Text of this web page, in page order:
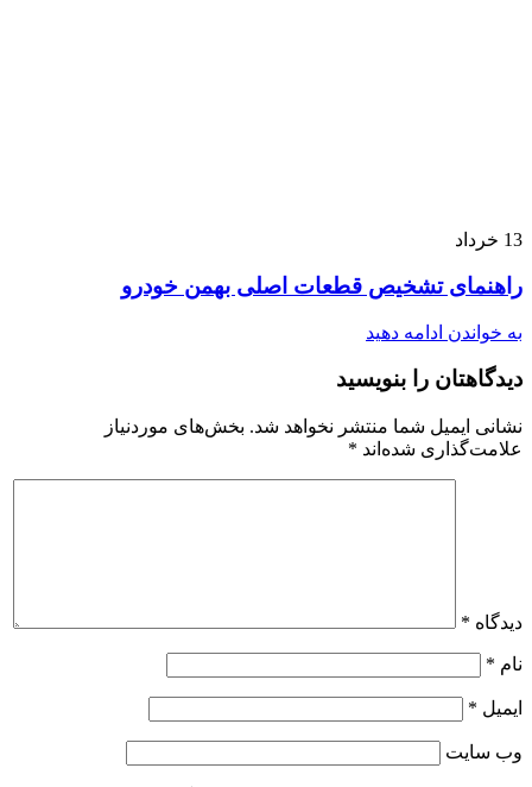
13 خرداد
راهنمای تشخیص قطعات اصلی بهمن خودرو
به خواندن ادامه دهید
دیدگاهتان را بنویسید
نشانی ایمیل شما منتشر نخواهد شد. بخش‌های موردنیاز
علامت‌گذاری شده‌اند *
دیدگاه *
نام *
ایمیل *
وب‌ سایت